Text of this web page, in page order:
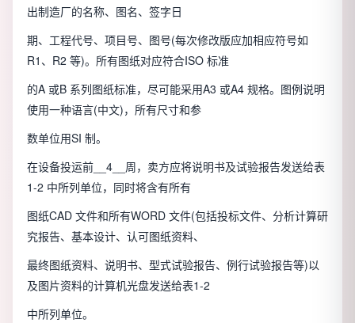
出制造厂的名称、图名、签字日
期、工程代号、项目号、图号(每次修改版应加相应符号如
R1、R2 等)。所有图纸对应符合ISO 标准
的A 或B 系列图纸标准，尽可能采用A3 或A4 规格。图例说明
使用一种语言(中文)，所有尺寸和参
数单位用SI 制。
在设备投运前__4__周，卖方应将说明书及试验报告发送给表
1-2 中所列单位，同时将含有所有
图纸CAD 文件和所有WORD 文件(包括投标文件、分析计算研
究报告、基本设计、认可图纸资料、
最终图纸资料、说明书、型式试验报告、例行试验报告等)以
及图片资料的计算机光盘发送给表1-2
中所列单位。